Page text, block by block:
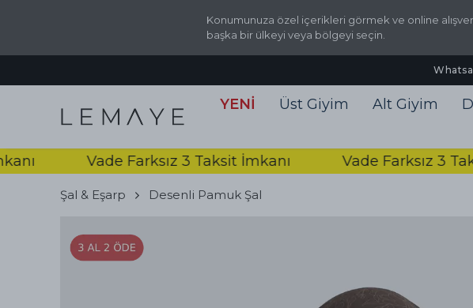
Konumunuza özel içerikleri görmek ve online
başka bir ülkeyi veya bölgeyi seçin.
YENİ Üst Giyim Alt Giyim
Vade Farksız 3 Taksit İmkanı Vade Farksız 3 Taksit
Şal & Eşarp Desenli Pamuk Şal